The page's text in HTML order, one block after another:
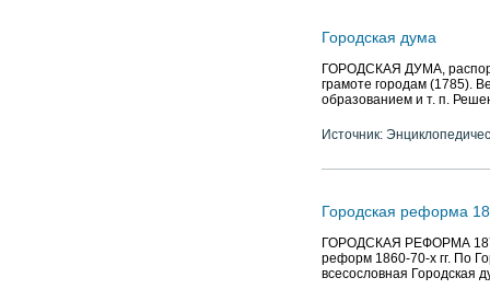
Городская дума
ГОРОДСКАЯ ДУМА,
грамоте городам (1785).
образованием и т. п.
Источник:
Городская реформа
ГОРОДСКАЯ РЕФОРМА
реформ 1860-70-х гг. По
всесословная Городская